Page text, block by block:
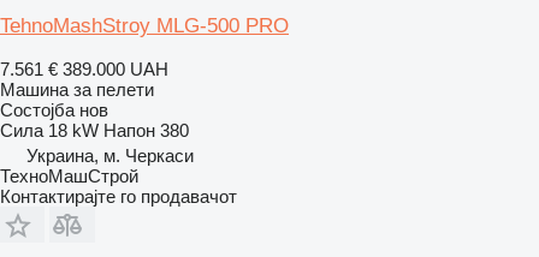
TehnoMashStroy MLG-500 PRO
7.561 € 389.000 UAH
Машина за пелети
Состојба нов
Сила 18 kW Напон 380
Украина, м. Черкаси
ТехноМашСтрой
Контактирајте го продавачот